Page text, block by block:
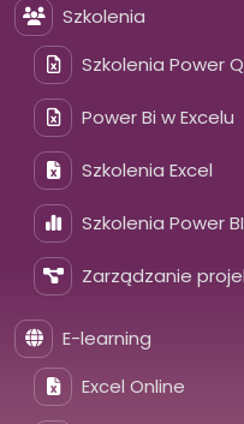
Szkolenia
Szkolenia Power
Power Bi w Excelu
Szkolenia Excel
Szkolenia Power BI
Zarządzanie
E-learning
Excel Online